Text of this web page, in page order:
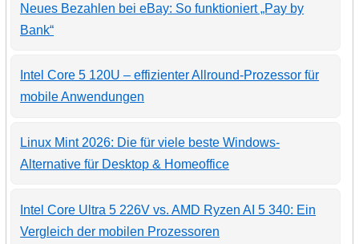
Neues Bezahlen bei eBay: So funktioniert „Pay by
Bank“
Intel Core 5 120U – effizienter Allround-Prozessor für
mobile Anwendungen
Linux Mint 2026: Die für viele beste Windows-
Alternative für Desktop & Homeoffice
Intel Core Ultra 5 226V vs. AMD Ryzen AI 5 340: Ein
Vergleich der mobilen Prozessoren